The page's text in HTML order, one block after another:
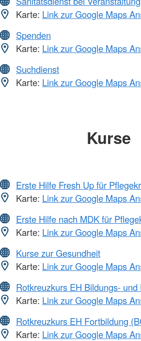
Karte: Link zur Google Maps
Spenden
Karte: Link zur Google Maps
Suchdienst
Karte: Link zur Google Maps
Kurse
Erste Hilfe Fresh Up für
Karte: Link zur Google Maps
Erste Hilfe nach MDK für
Karte: Link zur Google Maps
Kurse zur Gesundheit
Karte: Link zur Google Maps
Rotkreuzkurs EH Bildungs- und
Karte: Link zur Google Maps
Rotkreuzkurs EH Fortbildung
Karte: Link zur Google Maps